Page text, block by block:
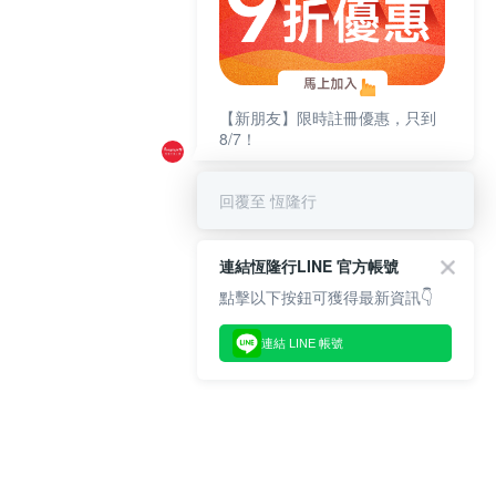
【新朋友】限時註冊優惠，只到
8/7！
回覆至 恆隆行
連結恆隆行LINE 官方帳號
點擊以下按鈕可獲得最新資訊👇
連結 LINE 帳號